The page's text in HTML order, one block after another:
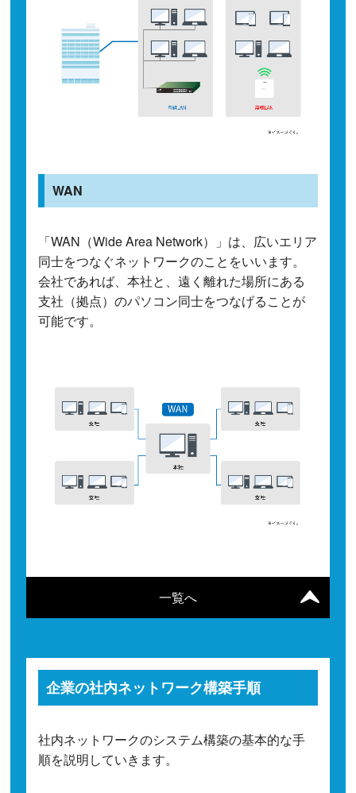
一覧へ
WAN
「WAN（Wide Area Network）」は、広いエリア
同士をつなぐネットワークのことをいいます。
会社であれば、本社と、遠く離れた場所にある
支社（拠点）のパソコン同士をつなげることが
可能です。
企業の社内ネットワーク構築手順
社内ネットワークのシステム構築の基本的な手
順を説明していきます。